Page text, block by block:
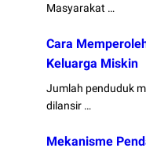
Masyarakat …
Cara
Keluarga Miskin
Jumlah penduduk
dilansir …
Mekanisme